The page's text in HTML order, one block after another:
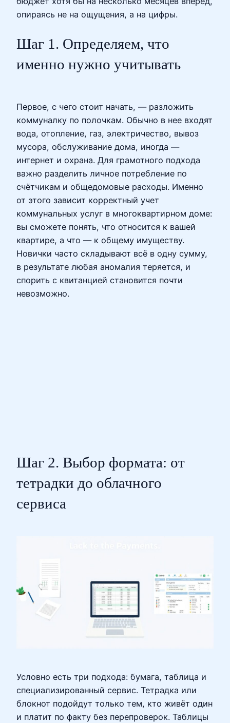
опираясь не на ощущения, а на цифры.
Шаг 1. Определяем, что
именно нужно учитывать
Первое, с чего стоит начать, — разложить
коммуналку по полочкам. Обычно в нее входят
вода, отопление, газ, электричество, вывоз
мусора, обслуживание дома, иногда —
интернет и охрана. Для грамотного подхода
важно разделить личное потребление по
счётчикам и общедомовые расходы. Именно
от этого зависит корректный учет
коммунальных услуг в многоквартирном доме:
вы сможете понять, что относится к вашей
квартире, а что — к общему имуществу.
Новички часто складывают всё в одну сумму,
в результате любая аномалия теряется, и
спорить с квитанцией становится почти
невозможно.
Шаг 2. Выбор формата: от
тетрадки до облачного
сервиса
Условно есть три подхода: бумага, таблица и
специализированный сервис. Тетрадка или
блокнот подойдут только тем, кто живёт один
и платит по факту без перепроверок. Таблицы